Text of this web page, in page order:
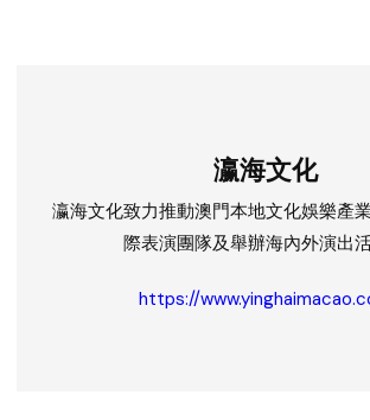
瀛海文化
瀛海文化致力推動澳門本地文化娛樂產
際表演團隊及舉辦海內外演出活
https://